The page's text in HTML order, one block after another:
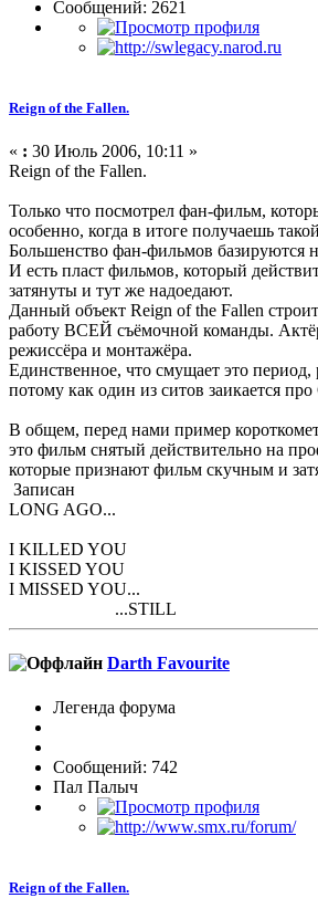
Сообщений: 2621
Reign of the Fallen.
« : 30 Июль 2006, 10:11 »
Reign of the Fallen.
Только что посмотрел фан-фильм,
особенно, когда в итоге получаешь
Большенство фан-фильмов базируются
И есть пласт фильмов, который
затянуты и тут же надоедают.
Данный объект Reign of the Fallen
работу ВСЕЙ съёмочной команды.
режиссёра и монтажёра.
Единственное, что смущает это
потому как один из ситов заикается
В общем, перед нами пример
это фильм снятый действительно на
которые признают фильм скучным и
Записан
LONG AGO...
I KILLED YOU
I KISSED YOU
I MISSED YOU...
...STILL
Darth Favourite
Легенда форума
Сообщений: 742
Пал Палыч
Reign of the Fallen.